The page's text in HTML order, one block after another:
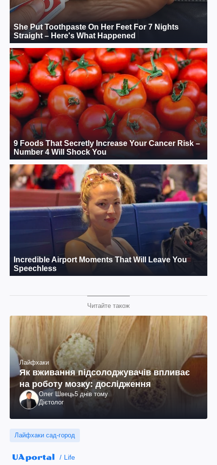
Читайте також
Лайфхаки
Як вживання підсолоджувачів впливає
на роботу мозку: дослідження
Олег Швець5 днів тому
Дієтолог
Лайфхаки сад-город
Life